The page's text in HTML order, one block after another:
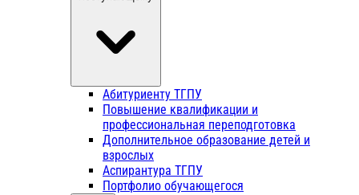
Абитуриенту ТГПУ
Повышение квалификации и
профессиональная переподготовка
Дополнительное образование детей и
взрослых
Аспирантура ТГПУ
Портфолио обучающегося